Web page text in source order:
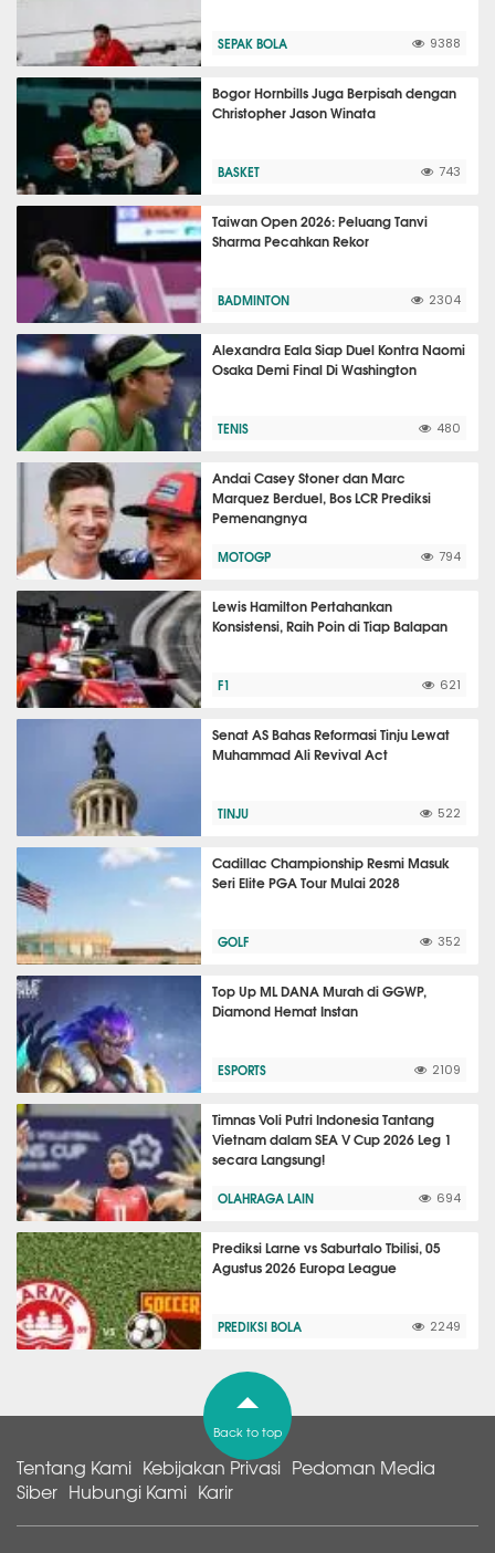
SEPAK BOLA 9388
Bogor Hornbills Juga Berpisah dengan
Christopher Jason Winata
BASKET 743
Taiwan Open 2026: Peluang Tanvi
Sharma Pecahkan Rekor
BADMINTON 2304
Alexandra Eala Siap Duel Kontra Naomi
Osaka Demi Final Di Washington
TENIS 480
Andai Casey Stoner dan Marc
Marquez Berduel, Bos LCR Prediksi
Pemenangnya
MOTOGP 794
Lewis Hamilton Pertahankan
Konsistensi, Raih Poin di Tiap Balapan
F1 621
Senat AS Bahas Reformasi Tinju Lewat
Muhammad Ali Revival Act
TINJU 522
Cadillac Championship Resmi Masuk
Seri Elite PGA Tour Mulai 2028
GOLF 352
Top Up ML DANA Murah di GGWP,
Diamond Hemat Instan
ESPORTS 2109
Timnas Voli Putri Indonesia Tantang
Vietnam dalam SEA V Cup 2026 Leg 1
secara Langsung!
OLAHRAGA LAIN 694
Prediksi Larne vs Saburtalo Tbilisi, 05
Agustus 2026 Europa League
PREDIKSI BOLA 2249
Back to top
Tentang Kami Kebijakan Privasi Pedoman Media
Siber Hubungi Kami Karir